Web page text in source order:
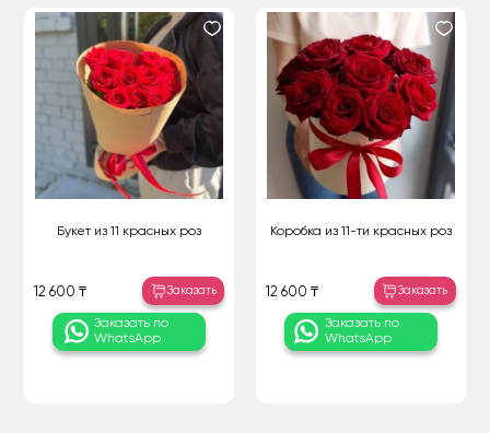
Букет из 11 красных роз
12 600 ₸ Заказать
Заказать по
WhatsApp
Коробка из 11-ти красных роз
12 600 ₸ Заказать
Заказать по
WhatsApp